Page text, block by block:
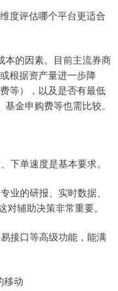
度评估哪个平台更适合
本的因素。目前主流券商
根据资产量进一步降
等），以及是否有最低
金申购费等也需比较。
下单速度是基本要求。
业的研报、实时数据、
辅助决策非常重要。
接口等高级功能，能满
移动